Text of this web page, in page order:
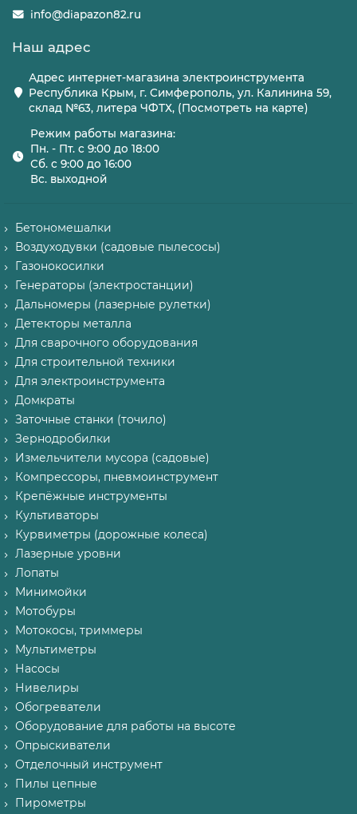
info@diapazon82.ru
Наш адрес
Адрес интернет-магазина электроинструмента
Республика Крым, г. Симферополь, ул. Калинина 59,
склад №63, литера ЧФТХ, (Посмотреть на карте)
Режим работы магазина:
Пн. - Пт. с 9:00 до 18:00
Сб. с 9:00 до 16:00
Вс. выходной
Бетономешалки
Воздуходувки (садовые пылесосы)
Газонокосилки
Генераторы (электростанции)
Дальномеры (лазерные рулетки)
Детекторы металла
Для сварочного оборудования
Для строительной техники
Для электроинструмента
Домкраты
Заточные станки (точило)
Зернодробилки
Измельчители мусора (садовые)
Компрессоры, пневмоинструмент
Крепёжные инструменты
Культиваторы
Курвиметры (дорожные колеса)
Лазерные уровни
Лопаты
Минимойки
Мотобуры
Мотокосы, триммеры
Мультиметры
Насосы
Нивелиры
Обогреватели
Оборудование для работы на высоте
Опрыскиватели
Отделочный инструмент
Пилы цепные
Пирометры